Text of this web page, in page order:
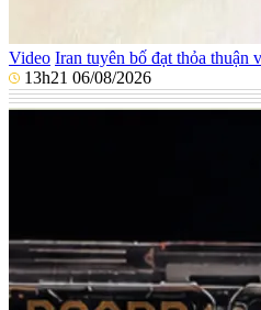
Video Iran tuyên bố đạt thỏa thuận
13h21 06/08/2026